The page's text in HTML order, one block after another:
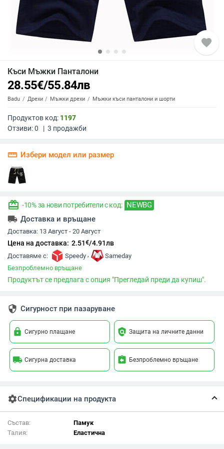
favorite
Къси Мъжки Панталони
28.55€/55.84лв
Badu Дрехи Мъжки дрехи Мъжки къси панталони и шорти
Продуктов код: 1197
Отзиви:0 | 3 продажби
straighten Избери модел или размер
redeem -10% за нови потребители с код: NEWBG
local_shipping Доставка и връщане
Доставка: 13 Август - 20 Август
Цена на доставка: 2.51€/4.91лв
Доставяме с: Speedy ,
Sameday
Безпроблемно връщане
Продуктът се предлага с опция "Прегледай преди да купиш".
security Сигурност при пазаруване
lock Сигурно плащане policy Защита на личните данни
local_shipping Сигурна доставка assignment_return Безпроблемно връщане
settingsСпецификации на продукта
Състав:
Памук
Талия:
Еластична